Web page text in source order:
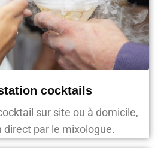
cocktails
sur site ou à domicile,
direct par le mixologue.